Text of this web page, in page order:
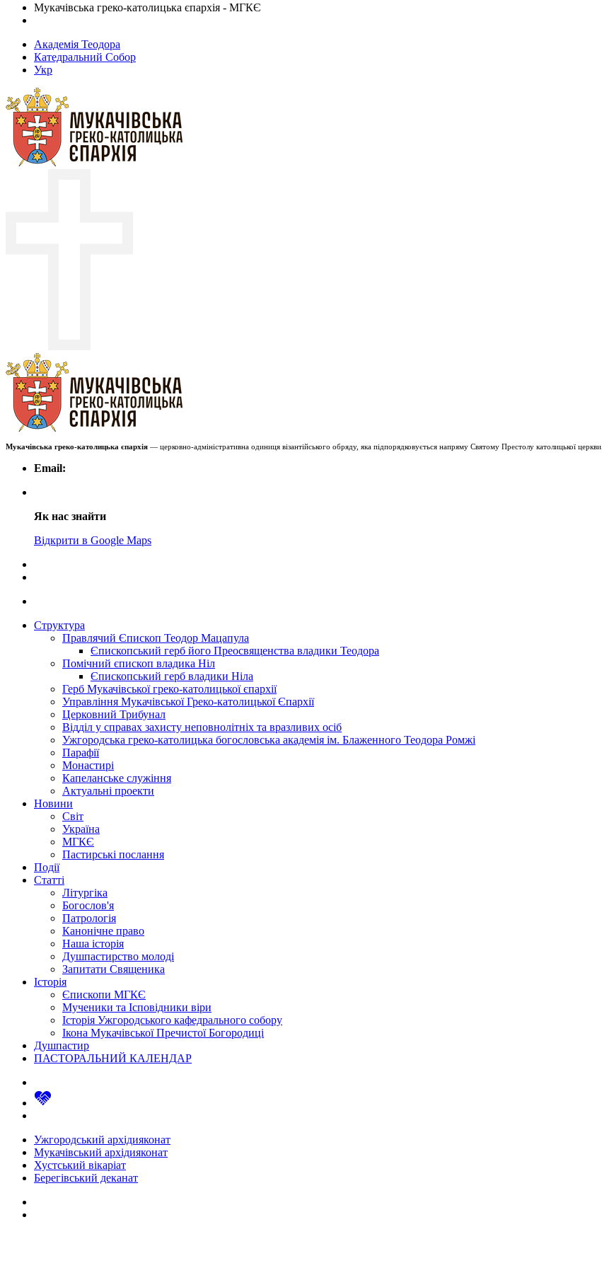
Мукачівська греко-католицька єпархія - МГКЄ
Академія Теодора
Катедральний Собор
Укр
Мукачівська греко-католицька єпархія — церковно-адміністративна одиниця візантійського обряду, яка підпорядковується напряму Святому Престолу католицької церкви.
Email:
Як нас знайти
Відкрити в Google Maps
Структура
Правлячий Єпископ Теодор Мацапула
Єпископський герб його Преосвященства владики Теодора
Помічний єпископ владика Ніл
Єпископський герб владики Ніла
Герб Мукачівської греко-католицької єпархії
Управління Мукачівської Греко-католицької Єпархії
Церковний Трибунал
Відділ у справах захисту неповнолітніх та вразливих осіб
Ужгородська греко-католицька богословська академія ім. Блаженного Теодора Ромжі
Парафії
Монастирі
Капеланське служіння
Актуальні проекти
Новини
Світ
Україна
МГКЄ
Пастирські послання
Події
Статті
Літургіка
Богослов'я
Патрологія
Канонічне право
Наша історія
Душпастирство молоді
Запитати Священика
Історія
Єпископи МГКЄ
Мученики та Ісповідники віри
Історія Ужгородського кафедрального собору
Ікона Мукачівської Пречистої Богородиці
Душпастир
ПАСТОРАЛЬНИЙ КАЛЕНДАР
Ужгородський архідияконат
Мукачівський архідияконат
Хустський вікаріат
Берегівський деканат